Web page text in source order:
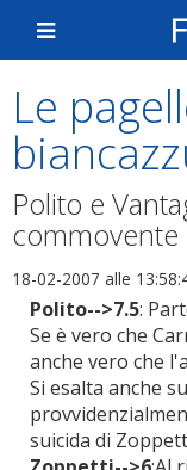
Le
Polito e
commovente
18-02-2007 alle
Polito-->7.5:
Se è vero che
anche vero che
Si esalta anche
suicida di